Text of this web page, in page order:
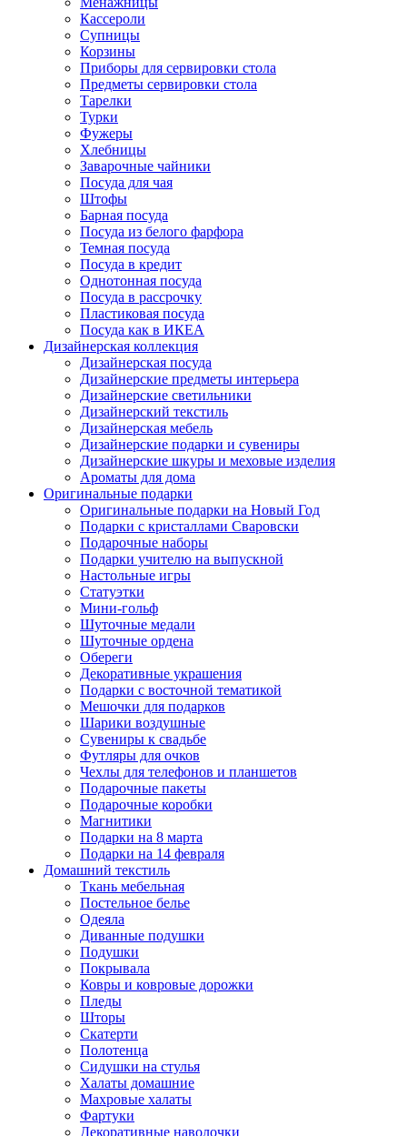
Кассероли
Супницы
Корзины
Приборы для сервировки стола
Предметы сервировки стола
Тарелки
Турки
Фужеры
Хлебницы
Заварочные чайники
Посуда для чая
Штофы
Барная посуда
Посуда из белого фарфора
Темная посуда
Посуда в кредит
Однотонная посуда
Посуда в рассрочку
Пластиковая посуда
Посуда как в ИКЕА
Дизайнерская коллекция
Дизайнерская посуда
Дизайнерские предметы интерьера
Дизайнерские светильники
Дизайнерский текстиль
Дизайнерская мебель
Дизайнерские подарки и сувениры
Дизайнерские шкуры и меховые изделия
Ароматы для дома
Оригинальные подарки
Оригинальные подарки на Новый Год
Подарки с кристаллами Сваровски
Подарочные наборы
Подарки учителю на выпускной
Настольные игры
Статуэтки
Мини-гольф
Шуточные медали
Шуточные ордена
Обереги
Декоративные украшения
Подарки с восточной тематикой
Мешочки для подарков
Шарики воздушные
Сувениры к свадьбе
Футляры для очков
Чехлы для телефонов и планшетов
Подарочные пакеты
Подарочные коробки
Магнитики
Подарки на 8 марта
Подарки на 14 февраля
Домашний текстиль
Ткань мебельная
Постельное белье
Одеяла
Диванные подушки
Подушки
Покрывала
Ковры и ковровые дорожки
Пледы
Шторы
Скатерти
Полотенца
Сидушки на стулья
Халаты домашние
Махровые халаты
Фартуки
Декоративные наволочки